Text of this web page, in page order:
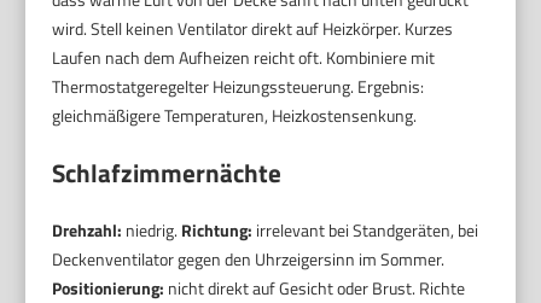
wird. Stell keinen Ventilator direkt auf Heizkörper. Kurzes
Laufen nach dem Aufheizen reicht oft. Kombiniere mit
Thermostatgeregelter Heizungssteuerung. Ergebnis:
gleichmäßigere Temperaturen, Heizkostensenkung.
Schlafzimmernächte
Drehzahl: niedrig. Richtung: irrelevant bei Standgeräten, bei
Deckenventilator gegen den Uhrzeigersinn im Sommer.
Positionierung: nicht direkt auf Gesicht oder Brust. Richte